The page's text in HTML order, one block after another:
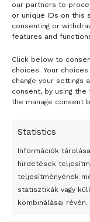
our partners to
or unique IDs on this
consenting or
features and
Click below to
choices. Your
change your settings
consent, by using the
the manage consent
Statistics
Információk
hirdetések
teljesítményének
statisztikák vagy
kombinálásai révén.